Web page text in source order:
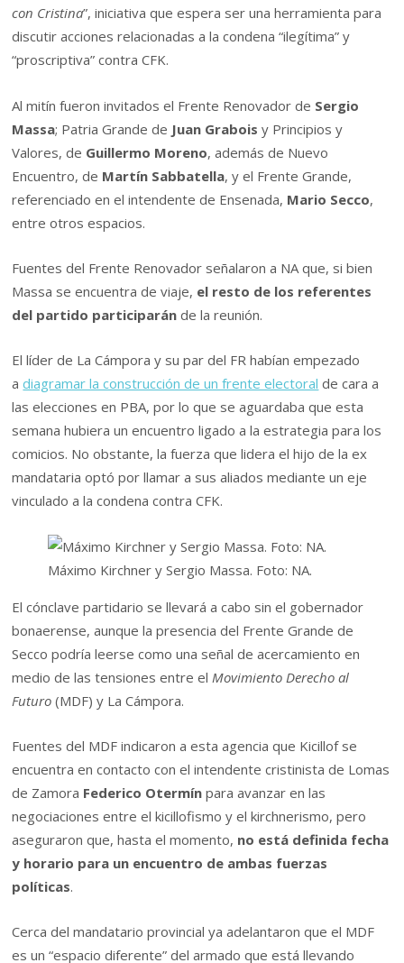
con Cristina”, iniciativa que espera ser una herramienta para
discutir acciones relacionadas a la condena “ilegítima” y
“proscriptiva” contra CFK.
Al mitín fueron invitados el Frente Renovador de Sergio
Massa; Patria Grande de Juan Grabois y Principios y
Valores, de Guillermo Moreno, además de Nuevo
Encuentro, de Martín Sabbatella, y el Frente Grande,
referenciado en el intendente de Ensenada, Mario Secco,
entre otros espacios.
Fuentes del Frente Renovador señalaron a NA que, si bien
Massa se encuentra de viaje, el resto de los referentes
del partido participarán de la reunión.
El líder de La Cámpora y su par del FR habían empezado
adiagramar la construcción de un frente electoral de cara a
las elecciones en PBA, por lo que se aguardaba que esta
semana hubiera un encuentro ligado a la estrategia para los
comicios. No obstante, la fuerza que lidera el hijo de la ex
mandataria optó por llamar a sus aliados mediante un eje
vinculado a la condena contra CFK.
Máximo Kirchner y Sergio Massa. Foto: NA.
El cónclave partidario se llevará a cabo sin el gobernador
bonaerense, aunque la presencia del Frente Grande de
Secco podría leerse como una señal de acercamiento en
medio de las tensiones entre el Movimiento Derecho al
Futuro (MDF) y La Cámpora.
Fuentes del MDF indicaron a esta agencia que Kicillof se
encuentra en contacto con el intendente cristinista de Lomas
de Zamora Federico Otermín para avanzar en las
negociaciones entre el kicillofismo y el kirchnerismo, pero
aseguraron que, hasta el momento, no está definida fecha
y horario para un encuentro de ambas fuerzas
políticas.
Cerca del mandatario provincial ya adelantaron que el MDF
es un “espacio diferente” del armado que está llevando